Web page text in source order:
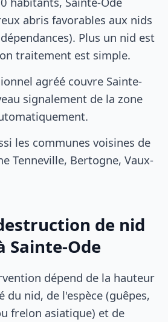
abris favorables aux nids
Plus un nid est
traitement est simple.
agréé couvre Sainte-
signalement de la zone
les communes voisines de
Tenneville, Bertogne, Vaux-
de nid
Sainte-Ode
dépend de la hauteur
du nid, de l'espèce (guêpes,
frelon asiatique) et de